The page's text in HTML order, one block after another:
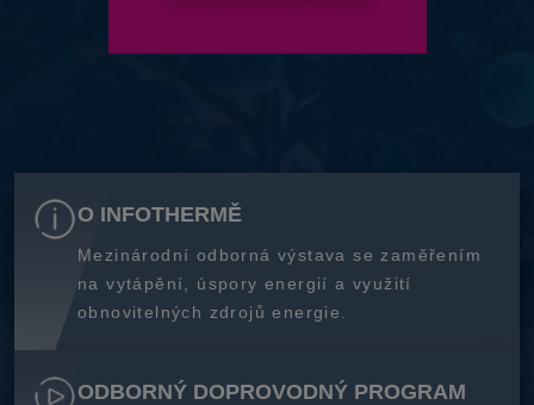
O INFOTHERMĚ
Mezinárodní odborná výstava se zaměřením
na vytápění, úspory energií a využití
obnovitelných zdrojů energie.
ODBORNÝ DOPROVODNÝ PROGRAM